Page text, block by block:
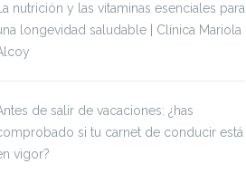
nutrición y las vitaminas esenciales para
longevidad saludable | Clínica Mariola
de salir de vacaciones: ¿has
si tu carnet de conducir está
vigor?